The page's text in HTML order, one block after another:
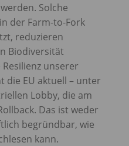
Solche
der Farm-to-Fork
reduzieren
Biodiversität
unserer
die EU aktuell – unter
Lobby, die am
Das ist weder
begründbar, wie
kann.